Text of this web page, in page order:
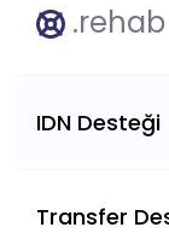
IDN Desteği
Transfer